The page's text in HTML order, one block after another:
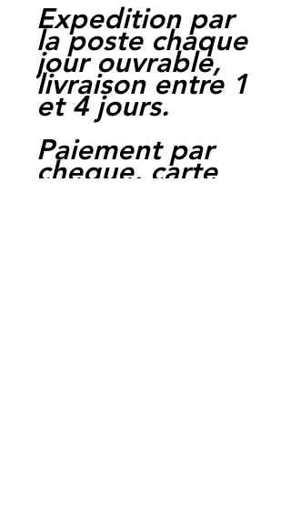
Expedition par
la poste chaque
jour ouvrable,
livraison entre 1
et 4 jours.
Paiement par
cheque, carte